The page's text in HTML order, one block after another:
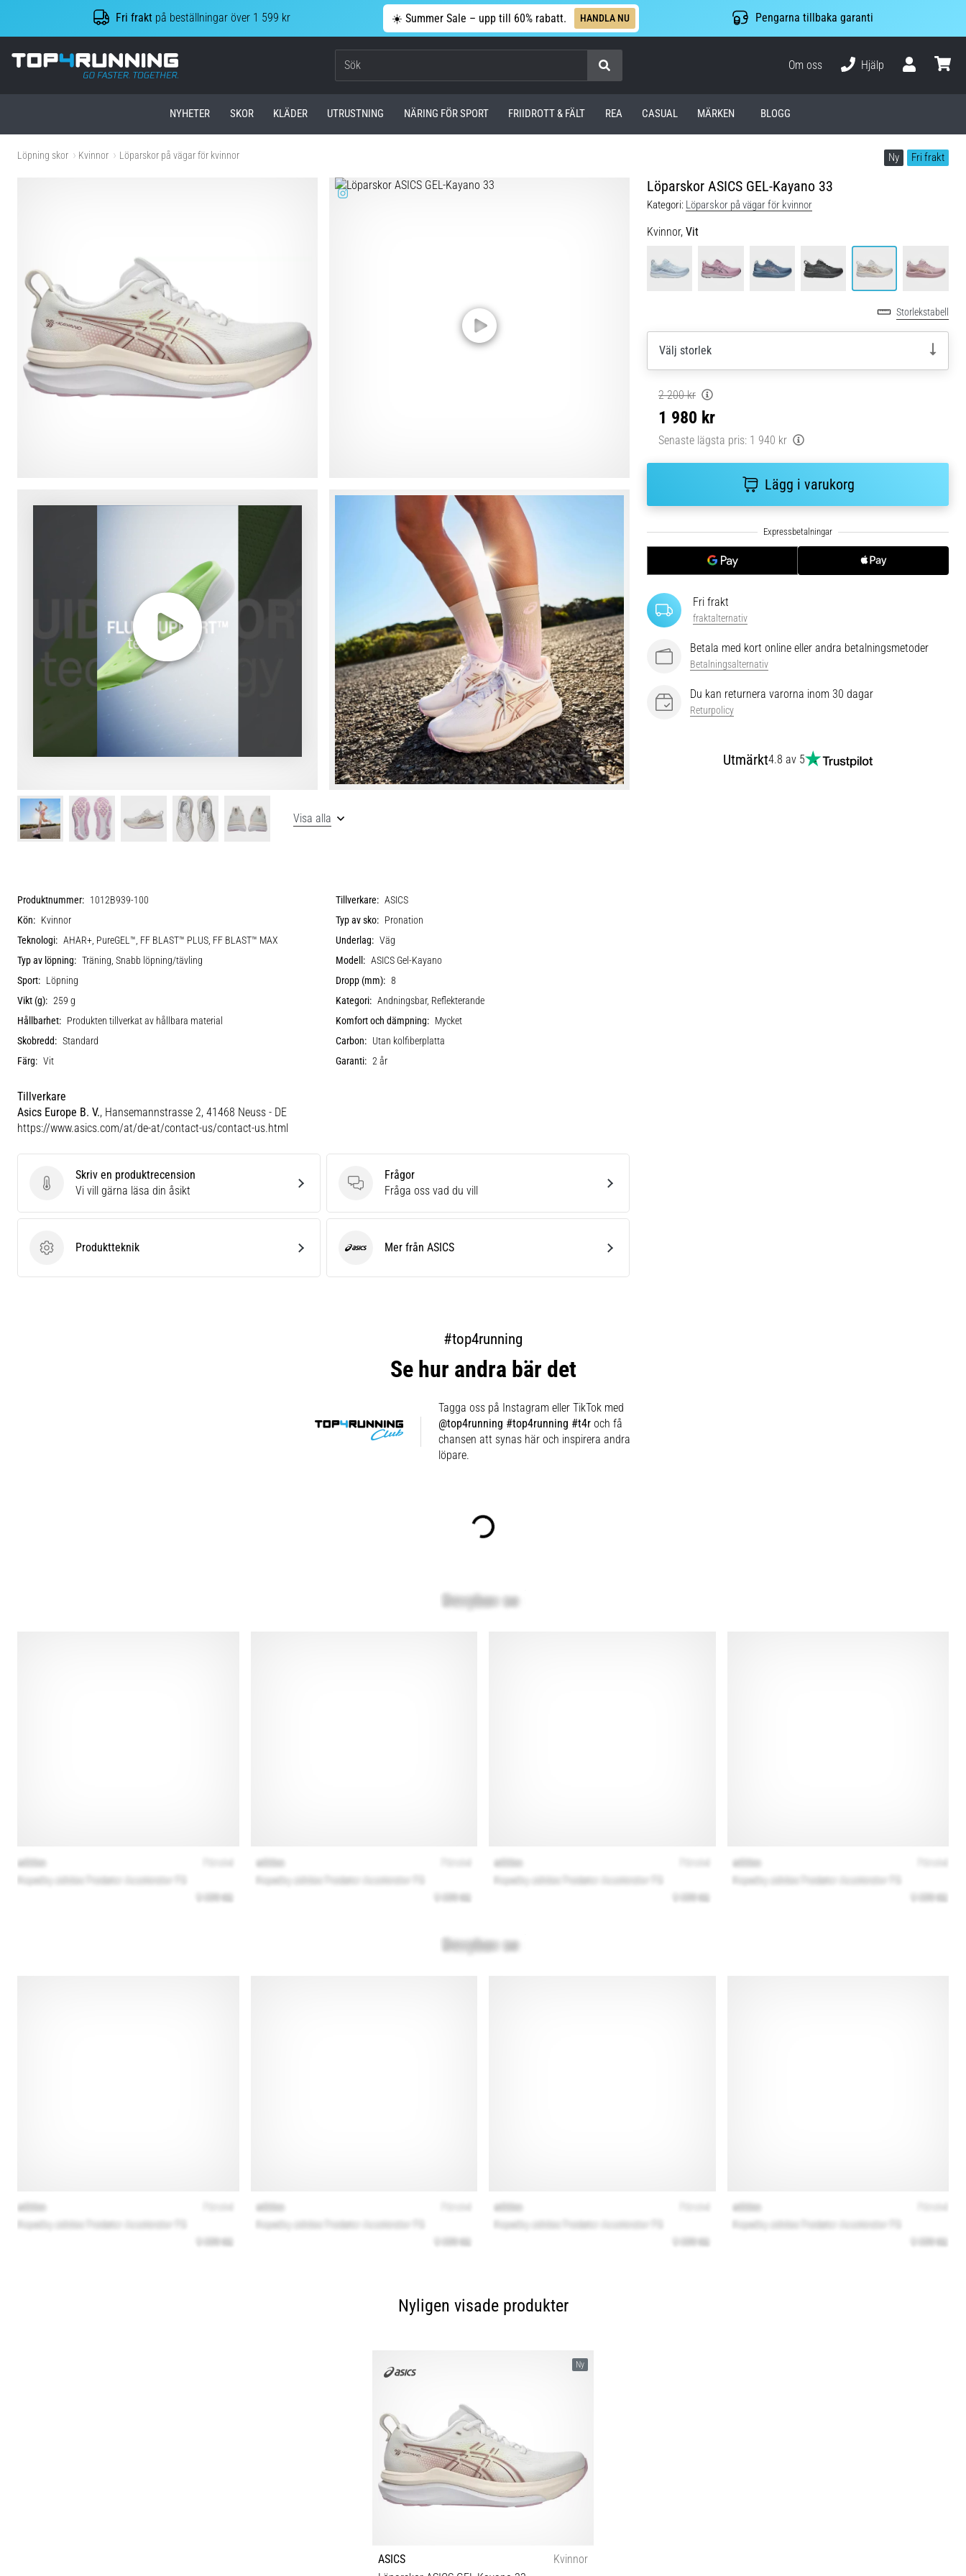
Fri frakt på beställningar över 1 599 kr ☀️ Summer Sale – upp till 60% rabatt. HANDLA NU Pengarna tillbaka garanti
Top4Running.se
Om oss
Hjälp
NYHETER SKOR KLÄDER UTRUSTNING NÄRING FÖR SPORT FRIIDROTT & FÄLT REA CASUAL MÄRKEN BLOGG
Löpning skor Kvinnor Löparskor på vägar för kvinnor Ny Fri frakt
Löparskor ASICS GEL-Kayano 33
Kategori: Löparskor på vägar för kvinnor
Kvinnor, Vit
Storlekstabell
Välj storlek
2 200 kr
1 980 kr
Senaste lägsta pris: 1 940 kr
Lägg i varukorg
Fri frakt
fraktalternativ
Betala med kort online eller andra betalningsmetoder
Betalningsalternativ
Du kan returnera varorna inom 30 dagar
Returpolicy
Utmärkt4.8 av 5
Visa alla
Produktnummer: 1012B939-100 Tillverkare: ASICS
Kön: Kvinnor Typ av sko: Pronation
Teknologi: AHAR+, PureGEL™, FF BLAST™ PLUS, FF BLAST™ MAX Underlag: Väg
Typ av löpning: Träning, Snabb löpning/tävling Modell: ASICS Gel-Kayano
Sport: Löpning Dropp (mm): 8
Vikt (g): 259 g Kategori: Andningsbar, Reflekterande
Hållbarhet: Produkten tillverkat av hållbara material Komfort och dämpning: Mycket
Skobredd: Standard Carbon: Utan kolfiberplatta
Färg: Vit Garanti: 2 år
Tillverkare
Asics Europe B. V., Hansemannstrasse 2, 41468 Neuss - DE
https://www.asics.com/at/de-at/contact-us/contact-us.html
Skriv en produktrecension
Skriv en produktrecension
Vi vill gärna läsa din åsikt
Frågor
Frågor
Fråga oss vad du vill
ProduktteknikProduktteknik ASICS Mer från ASICS
#top4running
Se hur andra bär det
Tagga oss på Instagram eller TikTok med
@top4running #top4running #t4r och få
chansen att synas här och inspirera andra
löpare.
Nyligen visade produkter
Ny
ASICS
Kvinnor